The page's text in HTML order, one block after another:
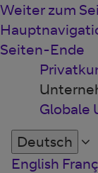
Weiter zum
Seiten-Ende
Globale
Deutsch
English